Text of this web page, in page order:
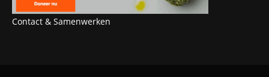
Contact & Samenwerken